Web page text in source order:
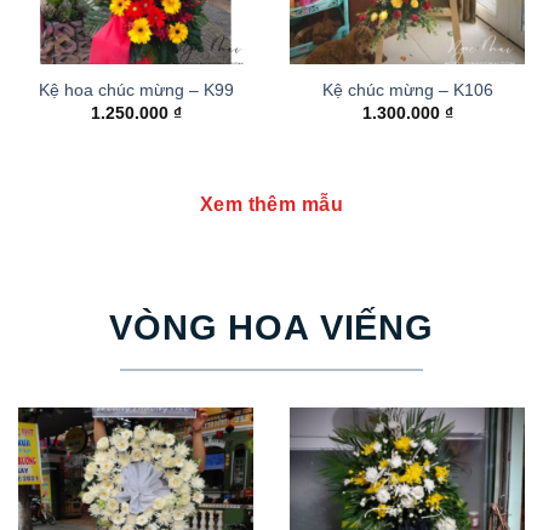
Kệ hoa chúc mừng – K99
1.250.000 ₫
Kệ chúc mừng – K106
1.300.000 ₫
Xem thêm mẫu
VÒNG HOA VIẾNG